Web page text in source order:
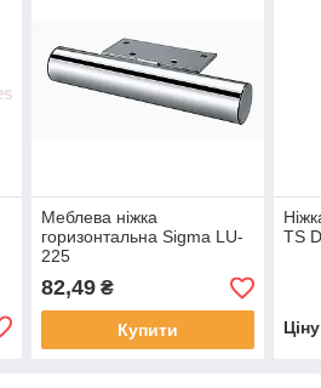
Меблева ніжка
горизонтальна Sigma LU-
225
82,49₴
Купити
TS